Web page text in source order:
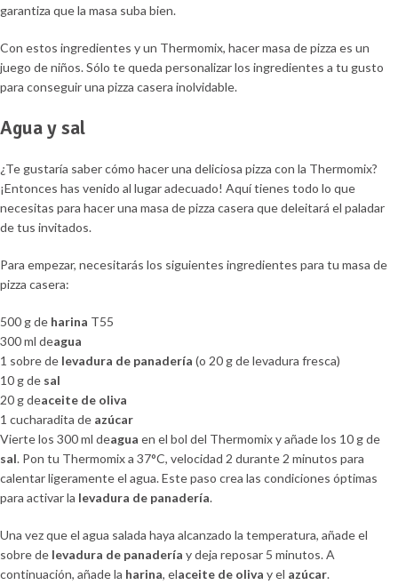
garantiza que la masa suba bien.
Con estos ingredientes y un Thermomix, hacer masa de pizza es un
juego de niños. Sólo te queda personalizar los ingredientes a tu gusto
para conseguir una pizza casera inolvidable.
Agua y sal
¿Te gustaría saber cómo hacer una deliciosa pizza con la Thermomix?
¡Entonces has venido al lugar adecuado! Aquí tienes todo lo que
necesitas para hacer una masa de pizza casera que deleitará el paladar
de tus invitados.
Para empezar, necesitarás los siguientes ingredientes para tu masa de
pizza casera:
500 g de harina T55
300 ml deagua
1 sobre de levadura de panadería (o 20 g de levadura fresca)
10 g de sal
20 g deaceite de oliva
1 cucharadita de azúcar
Vierte los 300 ml deagua en el bol del Thermomix y añade los 10 g de
sal. Pon tu Thermomix a 37°C, velocidad 2 durante 2 minutos para
calentar ligeramente el agua. Este paso crea las condiciones óptimas
para activar la levadura de panadería.
Una vez que el agua salada haya alcanzado la temperatura, añade el
sobre de levadura de panadería y deja reposar 5 minutos. A
continuación, añade la harina, elaceite de oliva y el azúcar.